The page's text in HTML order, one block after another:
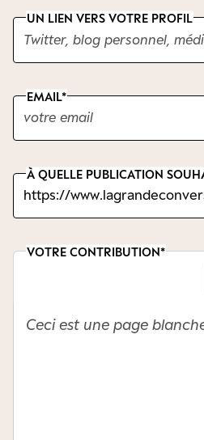
UN LIEN VERS VOTRE PROFIL
EMAIL
À QUELLE PUBLICATION
VOTRE CONTRIBUTION